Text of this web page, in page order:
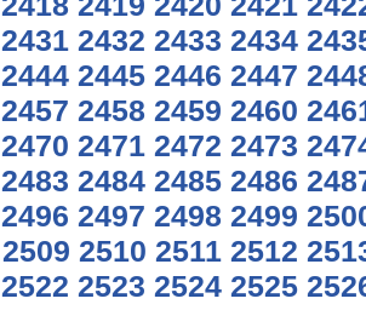
2431 2432 2433 2434
2444 2445 2446 2447
2457 2458 2459 2460
2470 2471 2472 2473
2483 2484 2485 2486
2496 2497 2498 2499
2509 2510 2511 2512
2522 2523 2524 2525